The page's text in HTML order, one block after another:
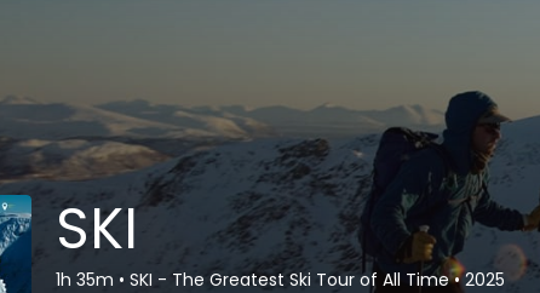
SKI
1h 35m • SKI - The Greatest Ski Tour of All Time• 2025